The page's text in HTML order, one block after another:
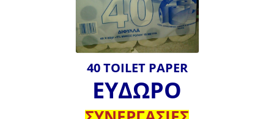
40 TOILET PAPER
ΕΥΔΩΡΟ